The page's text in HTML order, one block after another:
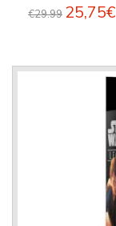
€29.99 25,75€